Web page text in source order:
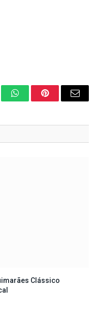
WhatsAppPinterestEmail
Clássico